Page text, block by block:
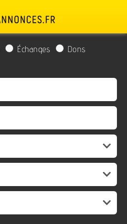
Échanges
Dons